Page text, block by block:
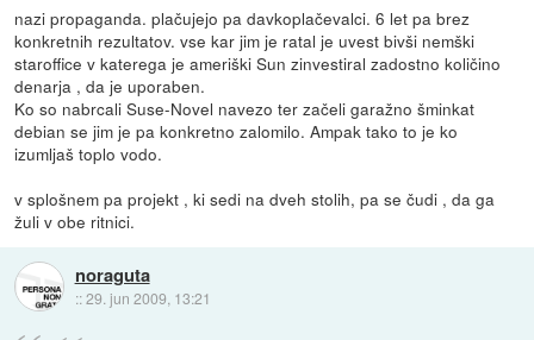
nazi propaganda. plačujejo pa davkoplačevalci. 6 let pa brez
konkretnih rezultatov. vse kar jim je ratal je uvest bivši nemški
staroffice v katerega je ameriški Sun zinvestiral zadostno količino
denarja , da je uporaben.
Ko so nabrcali Suse-Novel navezo ter začeli garažno šminkat
debian se jim je pa konkretno zalomilo. Ampak tako to je ko
izumljaš toplo vodo.
v splošnem pa projekt , ki sedi na dveh stolih, pa se čudi , da ga
žuli v obe ritnici.
noraguta
::29. jun 2009, 13:21